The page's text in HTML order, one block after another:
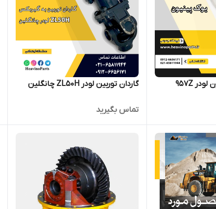
یوک چهار پیچ پینیون لودر 957Z
گاردان توربین لودر ZL50H چانگلین
تماس بگیرید